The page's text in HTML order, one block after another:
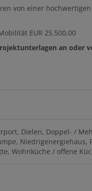
von einer
EUR 25.500,00
an oder
Dielen Doppel- /
Niedrigenergiehaus
Wohnküche / offene